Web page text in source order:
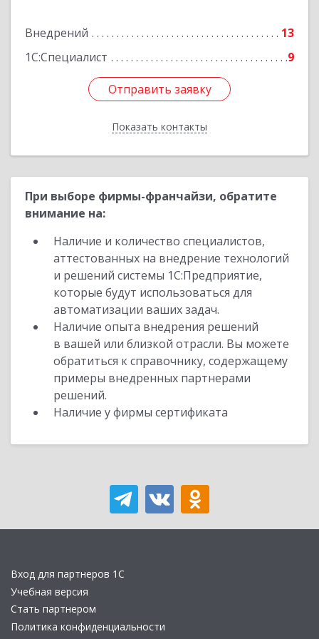
Внедрений
13
1С:Специалист
9
Отправить заявку
Показать контакты
Отправить заявку
Назад
При выборе фирмы-франчайзи, обратите
внимание на:
Наличие и количество специалистов,
аттестованных на внедрение технологий
и решений системы 1С:Предприятие,
которые будут использоваться для
автоматизации ваших задач.
Наличие опыта внедрения решений
в вашей или близкой отрасли. Вы можете
обратиться к справочнику, содержащему
примеры внедренных партнерами
решений.
Наличие у фирмы сертификата
Вход для партнеров 1С
Учебная версия
Стать партнером
Политика конфиденциальности